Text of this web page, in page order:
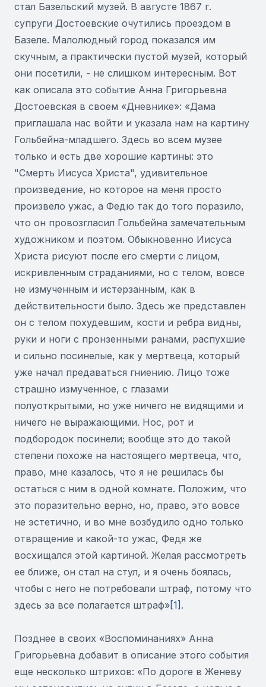
стал Базельский музей. В августе 1867 г.
супруги Достоевские очутились проездом в
Базеле. Малолюдный город показался им
скучным, а практически пустой музей, который
они посетили, - не слишком интересным. Вот
как описала это событие Анна Григорьевна
Достоевская в своем «Дневнике»: «Дама
приглашала нас войти и указала нам на картину
Гольбейна-младшего. Здесь во всем музее
только и есть две хорошие картины: это
"Смерть Иисуса Христа", удивительное
произведение, но которое на меня просто
произвело ужас, а Федю так до того поразило,
что он провозгласил Гольбейна замечательным
художником и поэтом. Обыкновенно Иисуса
Христа рисуют после его смерти с лицом,
искривленным страданиями, но с телом, вовсе
не измученным и истерзанным, как в
действительности было. Здесь же представлен
он с телом похудевшим, кости и ребра видны,
руки и ноги с пронзенными ранами, распухшие
и сильно посинелые, как у мертвеца, который
уже начал предаваться гниению. Лицо тоже
страшно измученное, с глазами
полуоткрытыми, но уже ничего не видящими и
ничего не выражающими. Нос, рот и
подбородок посинели; вообще это до такой
степени похоже на настоящего мертвеца, что,
право, мне казалось, что я не решилась бы
остаться с ним в одной комнате. Положим, что
это поразительно верно, но, право, это вовсе
не эстетично, и во мне возбудило одно только
отвращение и какой-то ужас, Федя же
восхищался этой картиной. Желая рассмотреть
ее ближе, он стал на стул, и я очень боялась,
чтобы с него не потребовали штраф, потому что
здесь за все полагается штраф»[1] .
Позднее в своих «Воспоминаниях» Анна
Григорьевна добавит в описание этого события
еще несколько штрихов: «По дороге в Женеву